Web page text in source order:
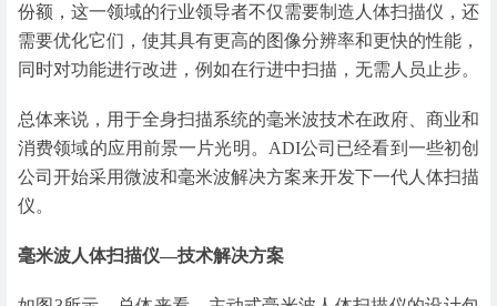
份额，这一领域的行业领导者不仅需要制造人体扫描仪，还
需要优化它们，使其具有更高的图像分辨率和更快的性能，
同时对功能进行改进，例如在行进中扫描，无需人员止步。
总体来说，用于全身扫描系统的毫米波技术在政府、商业和
消费领域的应用前景一片光明。ADI公司已经看到一些初创
公司开始采用微波和毫米波解决方案来开发下一代人体扫描
仪。
毫米波人体扫描仪—技术解决方案